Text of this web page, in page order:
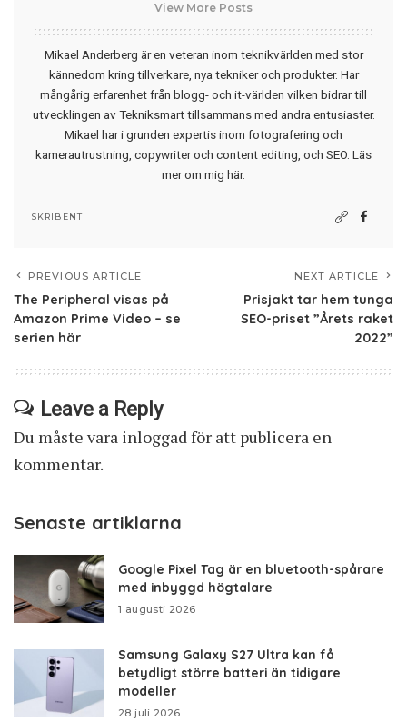
View More Posts
Mikael Anderberg är en veteran inom teknikvärlden med stor
kännedom kring tillverkare, nya tekniker och produkter. Har
mångårig erfarenhet från blogg- och it-världen vilken bidrar till
utvecklingen av Tekniksmart tillsammans med andra entusiaster.
Mikael har i grunden expertis inom fotografering och
kamerautrustning, copywriter och content editing, och SEO. Läs
mer om mig här.
SKRIBENT
PREVIOUS ARTICLE
The Peripheral visas på
Amazon Prime Video – se
serien här
NEXT ARTICLE
Prisjakt tar hem tunga
SEO-priset ”Årets raket
2022”
Leave a Reply
Du måste vara inloggadför att publicera en
kommentar.
Senaste artiklarna
Google Pixel Tag är en bluetooth-spårare
med inbyggd högtalare
1 augusti 2026
Samsung Galaxy S27 Ultra kan få
betydligt större batteri än tidigare
modeller
28 juli 2026